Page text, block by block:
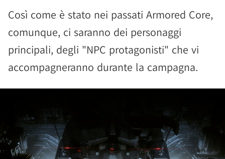
Così come è stato nei passati Armored Core,
comunque, ci saranno dei personaggi
principali, degli "NPC protagonisti" che vi
accompagneranno durante la campagna.